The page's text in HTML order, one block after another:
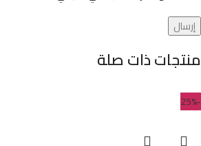
منتجات ذات صلة
-25%